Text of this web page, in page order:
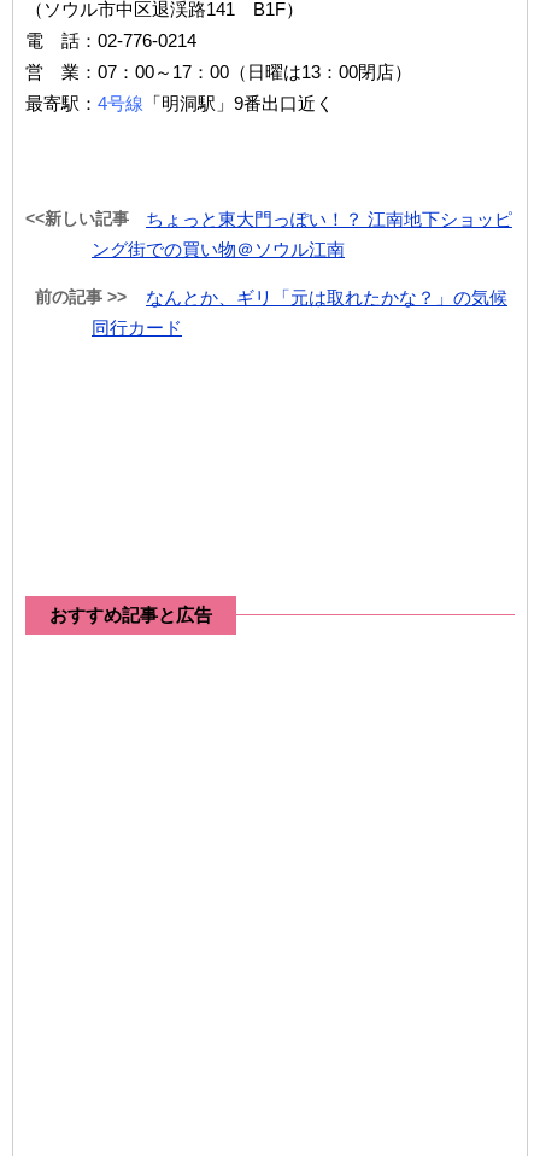
（ソウル市中区退渓路141 B1F）
電 話：02-776-0214
営 業：07：00～17：00（日曜は13：00閉店）
最寄駅： 4号線 「明洞駅」9番出口近く
<<新しい記事
ちょっと東大門っぽい！？ 江南地下ショッピ
ング街での買い物＠ソウル江南
前の記事 >>
なんとか、ギリ「元は取れたかな？」の気候
同行カード
おすすめ記事と広告